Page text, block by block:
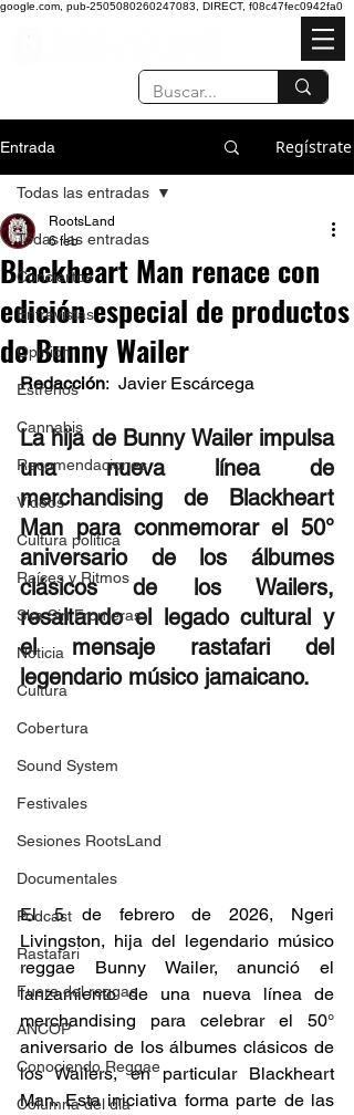
google.com, pub-2505080260247083, DIRECT, f08c47fec0942fa0
Entrada Regístrate
Todas las entradas
Conciertos
Entrevistas
Opinión
Estrenos
Cannabis
Recomendaciones
Videos
Cultura política
Raíces y Ritmos
Ska Sin Fronteras
Noticia
Cultura
Cobertura
Sound System
Festivales
Sesiones RootsLand
Documentales
Podcast
Rastafari
Fuera del reggae
ANCOP
Conociendo Reggae
Columna del día
Todas las entradas
Blackheart Man renace con
edición especial de productos
de Bunny Wailer
RootsLand
6 feb
Redacción:  Javier Escárcega
La hija de Bunny Wailer impulsa
una nueva línea de
merchandising de Blackheart
Man para conmemorar el 50°
aniversario de los álbumes
clásicos de los Wailers,
resaltando el legado cultural y
el mensaje rastafari del
legendario músico jamaicano.
El 5 de febrero de 2026, Ngeri
Livingston, hija del legendario músico
reggae Bunny Wailer, anunció el
lanzamiento de una nueva línea de
merchandising para celebrar el 50°
aniversario de los álbumes clásicos de
los Wailers, en particular Blackheart
Man. Esta iniciativa forma parte de las